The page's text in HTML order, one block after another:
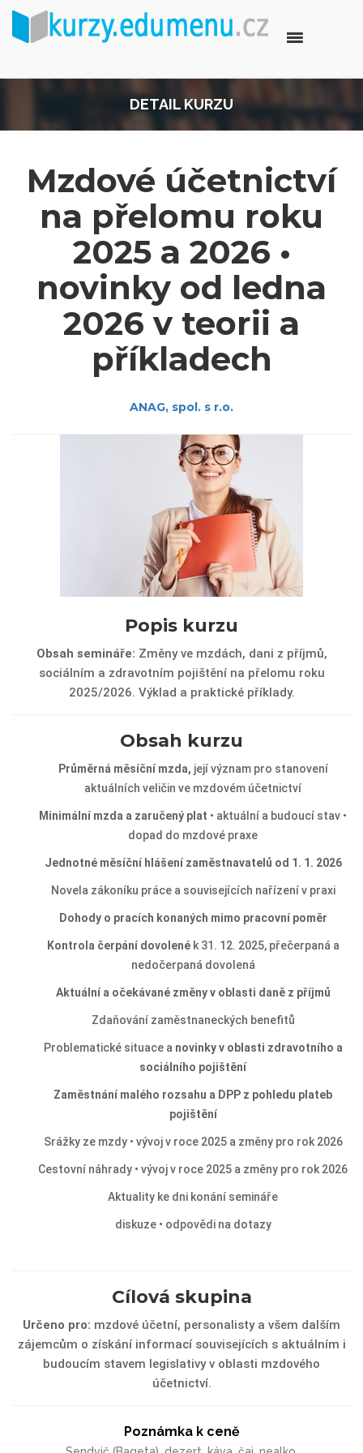
DETAIL KURZU
Mzdové účetnictví
na přelomu roku
2025 a 2026 •
novinky od ledna
2026 v teorii a
příkladech
ANAG, spol. s r.o.
Popis kurzu
Obsah semináře: Změny ve mzdách, dani z příjmů,
sociálním a zdravotním pojištění na přelomu roku
2025/2026. Výklad a praktické příklady.
Obsah kurzu
Průměrná měsíční mzda, její význam pro stanovení
aktuálních veličin ve mzdovém účetnictví
Minimální mzda a zaručený plat • aktuální a budoucí stav •
dopad do mzdové praxe
Jednotné měsíční hlášení zaměstnavatelů od 1. 1. 2026
Novela zákoníku práce a souvisejících nařízení v praxi
Dohody o pracích konaných mimo pracovní poměr
Kontrola čerpání dovolenék 31. 12. 2025, přečerpaná a
nedočerpaná dovolená
Aktuální a očekávané změny v oblasti daně z příjmů
Zdaňování zaměstnaneckých benefitů
Problematické situace a novinky v oblasti zdravotního a
sociálního pojištění
Zaměstnání malého rozsahu a DPP z pohledu plateb
pojištění
Srážky ze mzdy • vývoj v roce 2025 a změny pro rok 2026
Cestovní náhrady • vývoj v roce 2025 a změny pro rok 2026
Aktuality ke dni konání semináře
diskuze • odpovědi na dotazy
Cílová skupina
Určeno pro: mzdové účetní, personalisty a všem dalším
zájemcům o získání informací souvisejících s aktuálním i
budoucím stavem legislativy v oblasti mzdového
účetnictví.
Poznámka k ceně